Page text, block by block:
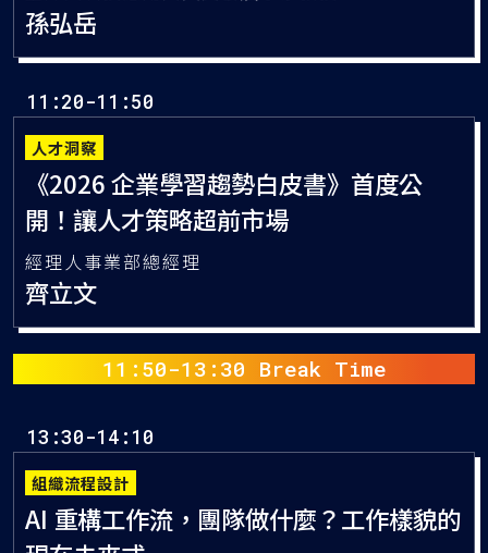
當 AI 成為員工怎麼管理？建立人、
Agent、機器人的7種協作方式
臺師大科技應用與人資發展學系教授
孫弘岳
人才洞察
《2026 企業學習趨勢白皮書》首度公
開！讓人才策略超前市場
經理人事業部總經理